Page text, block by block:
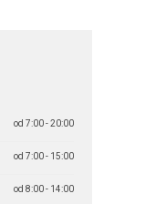
od 7:00 - 20:00
od 7:00 - 15:00
od 8:00 - 14:00